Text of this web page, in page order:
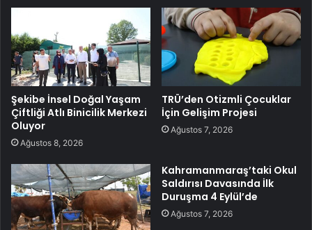
Şekibe İnsel Doğal Yaşam
Çiftliği Atlı Binicilik Merkezi
Oluyor
Ağustos 8, 2026
TRÜ’den Otizmli Çocuklar
İçin Gelişim Projesi
Ağustos 7, 2026
Kahramanmaraş’taki Okul
Saldırısı Davasında İlk
Duruşma 4 Eylül’de
Ağustos 7, 2026